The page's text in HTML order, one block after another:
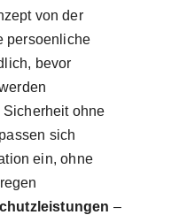
von der
persoenliche
bevor
Sicherheit ohne
sich
ein, ohne
–